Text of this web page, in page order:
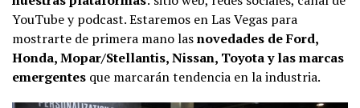
YouTube y podcast. Estaremos en Las Vegas para
mostrarte de primera mano lasnovedades de Ford,
Honda, Mopar/Stellantis, Nissan, Toyota y las marcas
emergentes que marcarán tendencia en la industria.